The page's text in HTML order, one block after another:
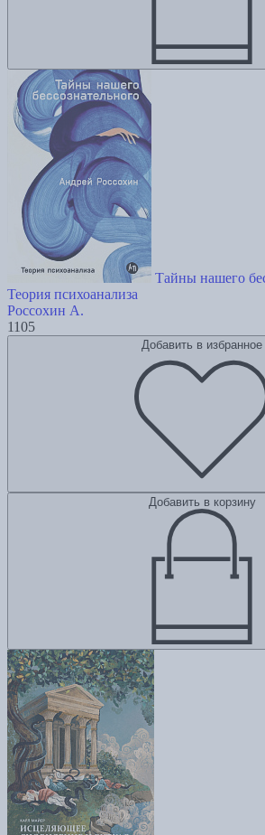
Тайны нашего
Теория психоанализа
Россохин А.
1105
Добавить в избранное
Добавить в корзину